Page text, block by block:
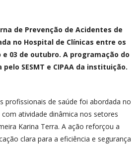
de Prevenção de Acidentes de
no Hospital de Clínicas entre os
03 de outubro. A programação do
SESMT e CIPAA da instituição.
profissionais de saúde foi abordada no
atividade dinâmica nos setores
Karina Terra. A ação reforçou a
clara para a eficiência e segurança